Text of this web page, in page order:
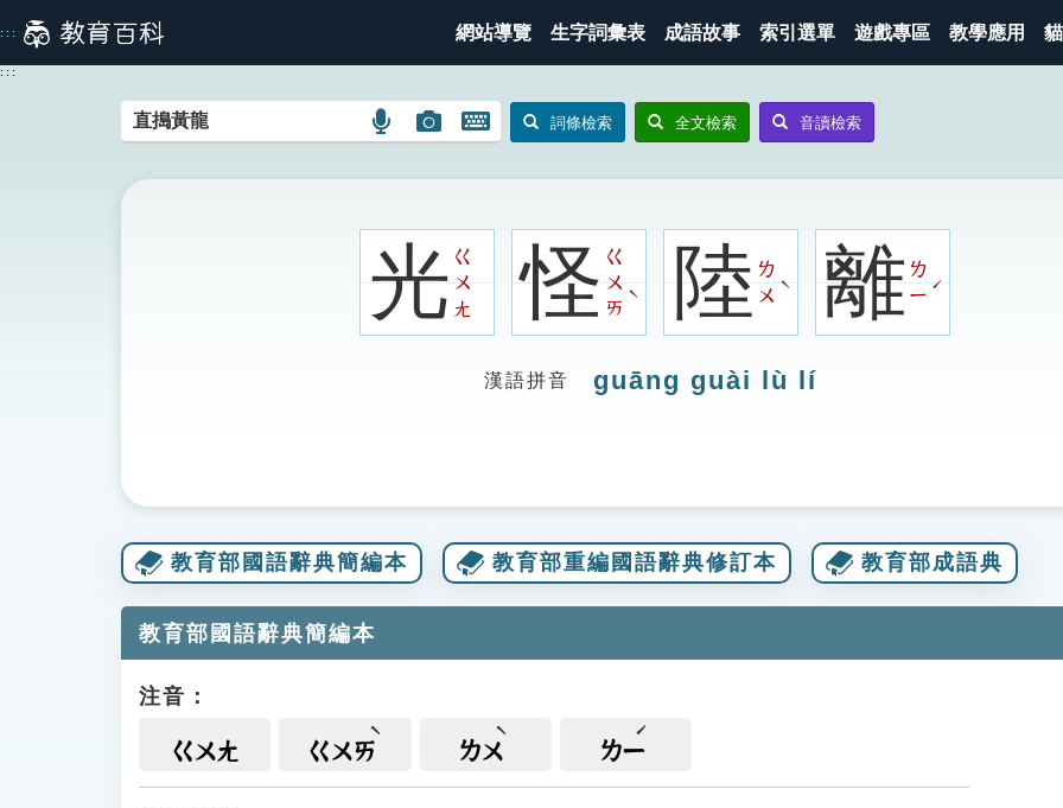
到
主
::: 網站導覽 生字詞彙表 成語故事 索引選單 遊戲專區 教學應用
:::
語
搜
圖
示
圖
搜
圖
示
開
鍵
圖
詞條檢索 全文檢索 音讀檢索
光ㄍ
ㄨ
ㄤ
怪ㄍ
ㄨ
ㄞ
ˋ 陸ㄌ
ㄨ
ˋ 離ㄌ
ㄧ
ˊ
漢語拼音 guāng guài lù lí
教育部國語辭典簡編本 教育部重編國語辭典修訂本 教育部成語典
教育部國語辭典簡編本
注音：
ㄍㄨㄤ ㄍㄨㄞ ㄌㄨ ㄌㄧ